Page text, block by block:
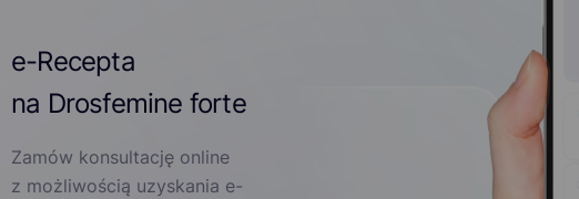
e-Recepta
na Drosfemine forte
Zamów konsultację online
z możliwością uzyskania e-